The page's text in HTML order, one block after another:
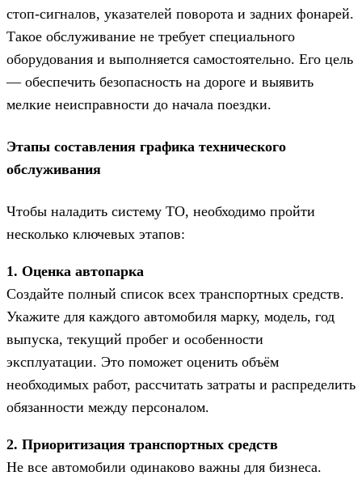
стоп-сигналов, указателей поворота и задних фонарей.
Такое обслуживание не требует специального
оборудования и выполняется самостоятельно. Его цель
— обеспечить безопасность на дороге и выявить
мелкие неисправности до начала поездки.
Этапы составления графика технического
обслуживания
Чтобы наладить систему ТО, необходимо пройти
несколько ключевых этапов:
1. Оценка автопарка
Создайте полный список всех транспортных средств.
Укажите для каждого автомобиля марку, модель, год
выпуска, текущий пробег и особенности
эксплуатации. Это поможет оценить объём
необходимых работ, рассчитать затраты и распределить
обязанности между персоналом.
2. Приоритизация транспортных средств
Не все автомобили одинаково важны для бизнеса.